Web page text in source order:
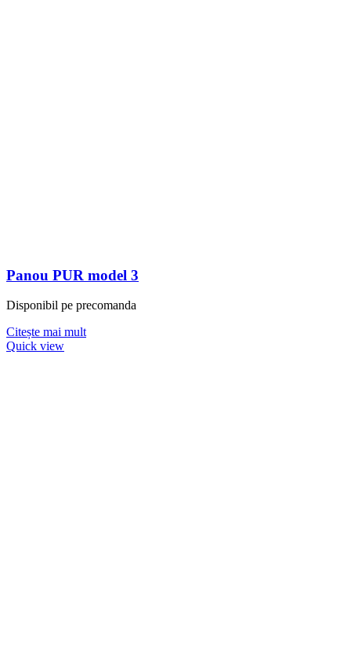
Panou PUR model 3
Disponibil pe precomanda
Citește mai mult
Quick view